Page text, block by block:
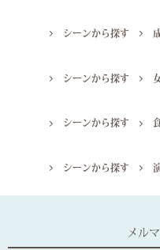
シーンから探す
シーンから探す
シーンから探す
シーンから探す
メル